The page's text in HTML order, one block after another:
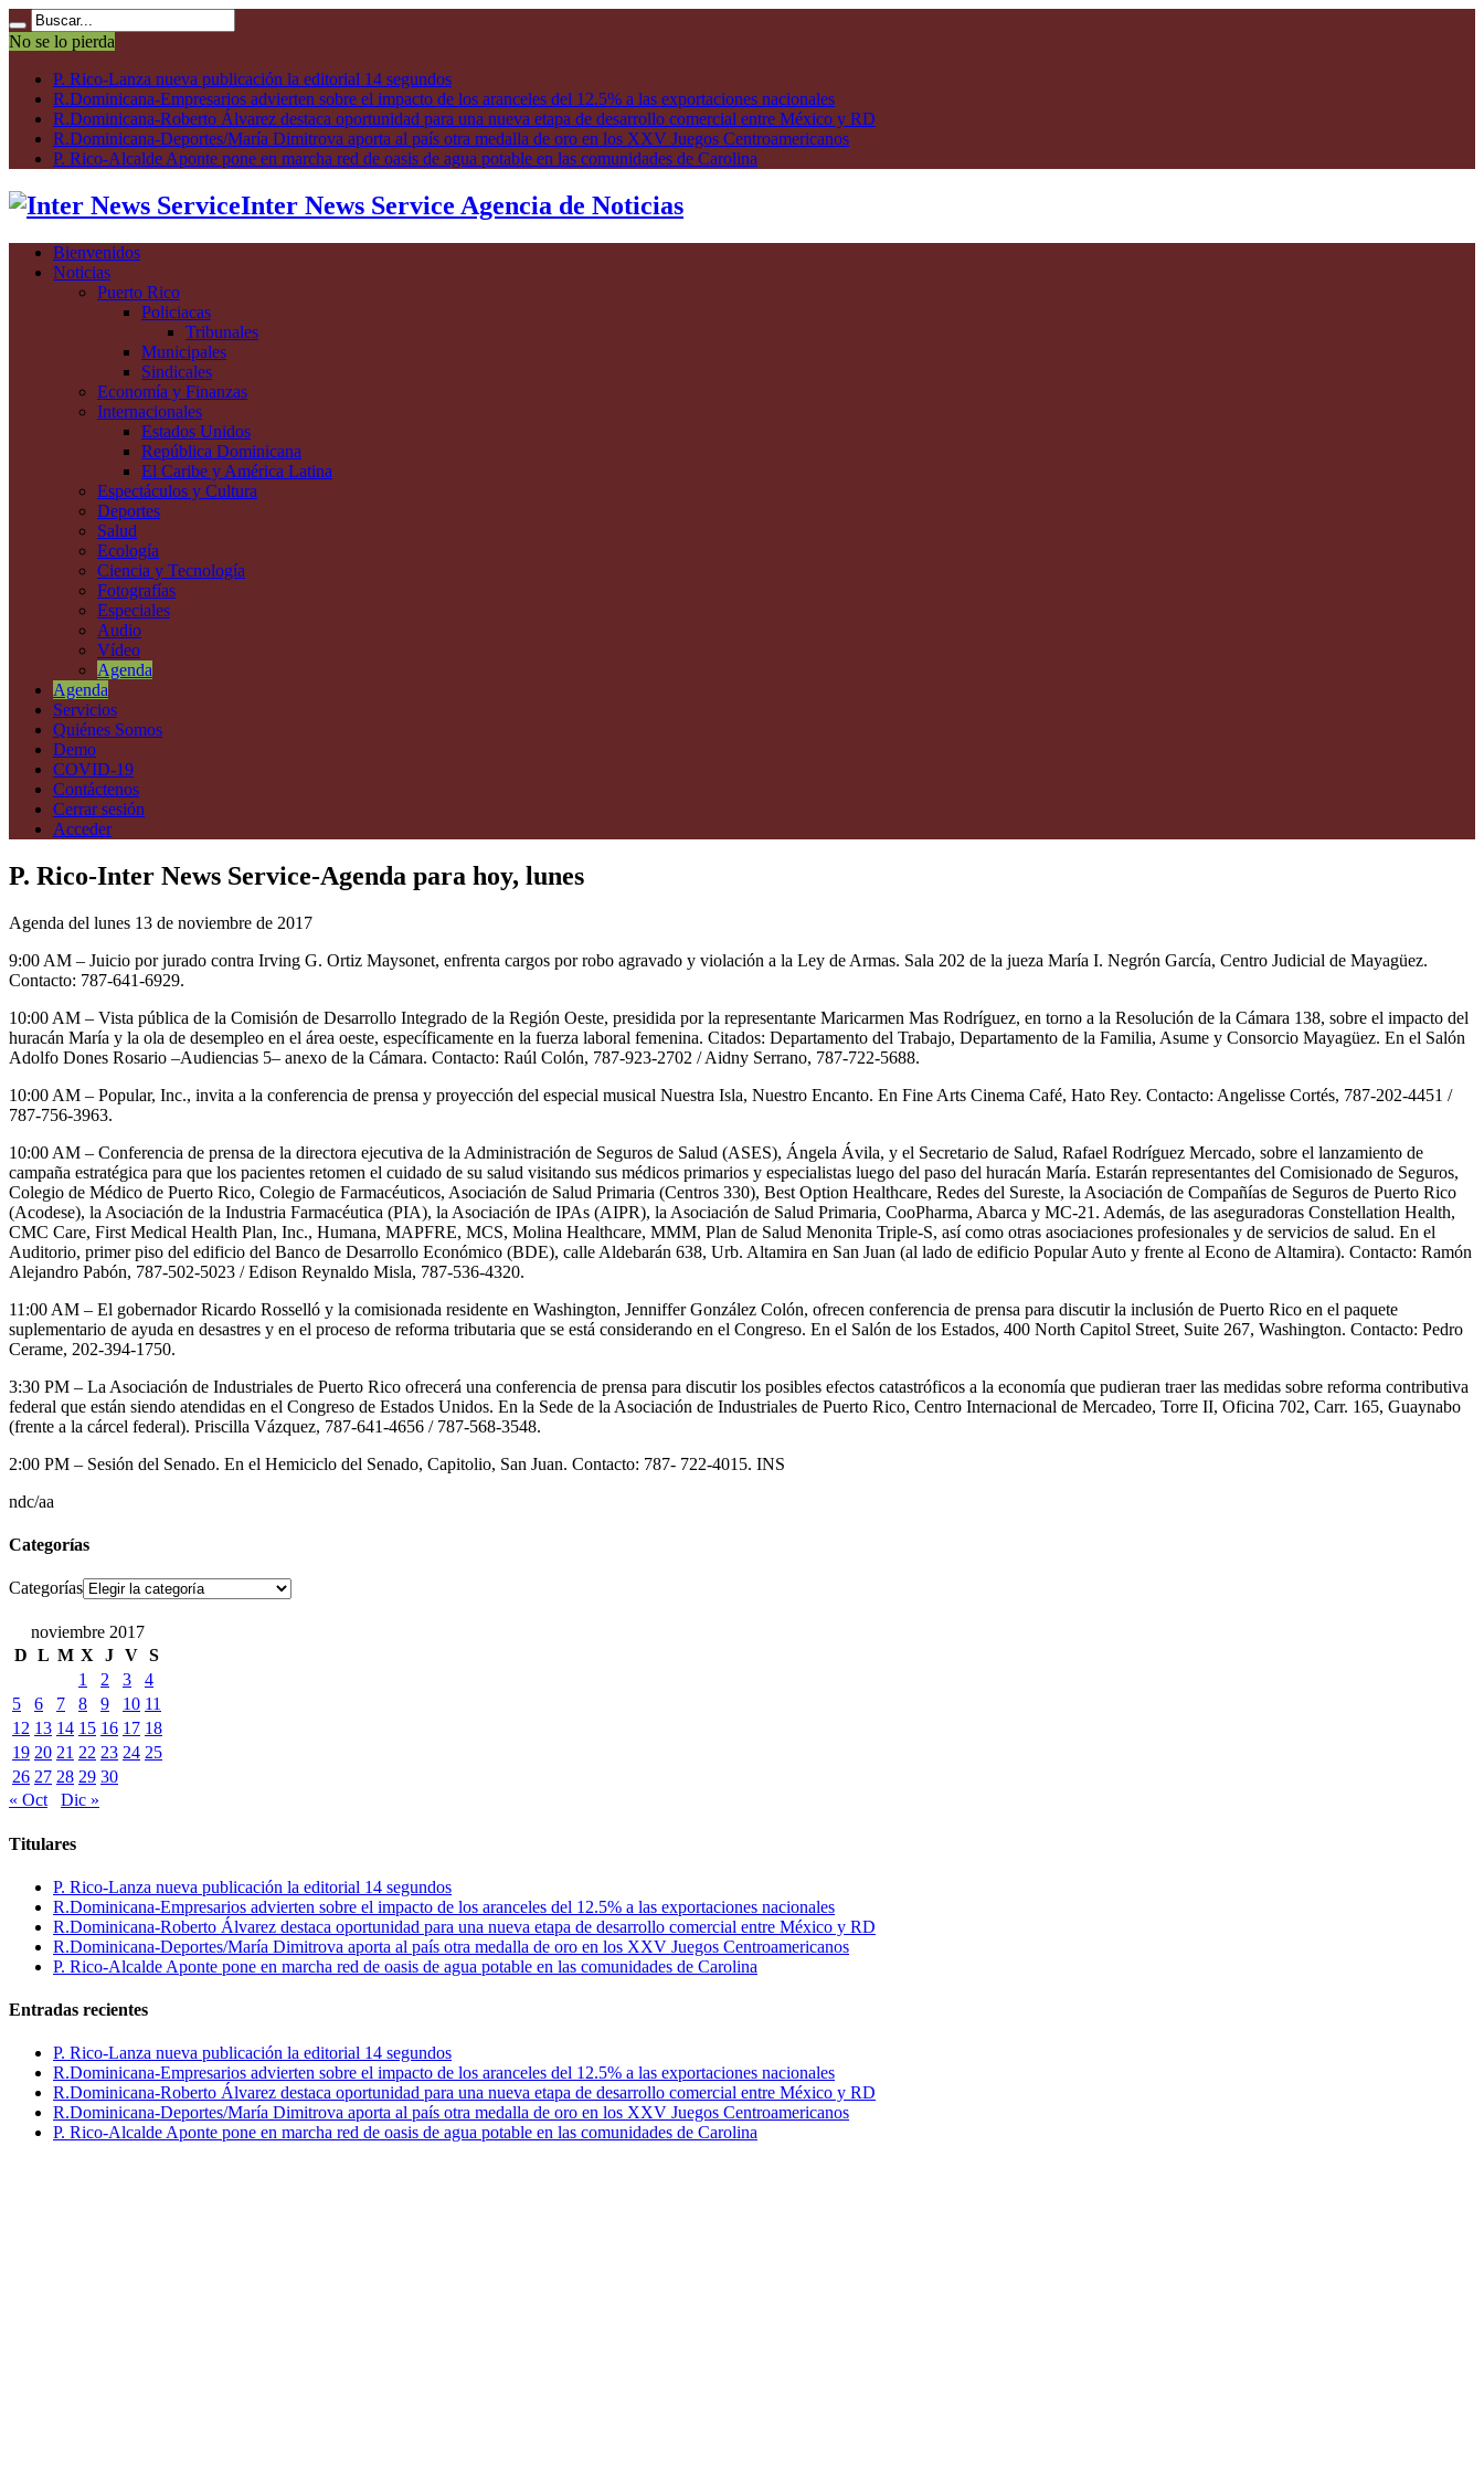
No se lo pierda
P. Rico-Lanza nueva publicación la editorial 14 segundos
R.Dominicana-Empresarios advierten sobre el impacto de los aranceles del 12.5% a las exportaciones nacionales
R.Dominicana-Roberto Álvarez destaca oportunidad para una nueva etapa de desarrollo comercial entre México y RD
R.Dominicana-Deportes/María Dimitrova aporta al país otra medalla de oro en los XXV Juegos Centroamericanos
P. Rico-Alcalde Aponte pone en marcha red de oasis de agua potable en las comunidades de Carolina
Inter News Service Agencia de Noticias
Bienvenidos
Noticias
Puerto Rico
Policiacas
Tribunales
Municipales
Sindicales
Economía y Finanzas
Internacionales
Estados Unidos
República Dominicana
El Caribe y América Latina
Espectáculos y Cultura
Deportes
Salud
Ecología
Ciencia y Tecnología
Fotografías
Especiales
Audio
Vídeo
Agenda
Agenda
Servicios
Quiénes Somos
Demo
COVID-19
Contáctenos
Cerrar sesión
Acceder
P. Rico-Inter News Service-Agenda para hoy, lunes
Agenda del lunes 13 de noviembre de 2017
9:00 AM – Juicio por jurado contra Irving G. Ortiz Maysonet, enfrenta cargos por robo agravado y violación a la Ley de Armas. Sala 202 de la jueza María I. Negrón García, Centro Judicial de Mayagüez.
Contacto: 787-641-6929.
10:00 AM – Vista pública de la Comisión de Desarrollo Integrado de la Región Oeste, presidida por la representante Maricarmen Mas Rodríguez, en torno a la Resolución de la Cámara 138, sobre el impacto del
huracán María y la ola de desempleo en el área oeste, específicamente en la fuerza laboral femenina. Citados: Departamento del Trabajo, Departamento de la Familia, Asume y Consorcio Mayagüez. En el Salón
Adolfo Dones Rosario –Audiencias 5– anexo de la Cámara. Contacto: Raúl Colón, 787-923-2702 / Aidny Serrano, 787-722-5688.
10:00 AM – Popular, Inc., invita a la conferencia de prensa y proyección del especial musical Nuestra Isla, Nuestro Encanto. En Fine Arts Cinema Café, Hato Rey. Contacto: Angelisse Cortés, 787-202-4451 /
787-756-3963.
10:00 AM – Conferencia de prensa de la directora ejecutiva de la Administración de Seguros de Salud (ASES), Ángela Ávila, y el Secretario de Salud, Rafael Rodríguez Mercado, sobre el lanzamiento de
campaña estratégica para que los pacientes retomen el cuidado de su salud visitando sus médicos primarios y especialistas luego del paso del huracán María. Estarán representantes del Comisionado de Seguros,
Colegio de Médico de Puerto Rico, Colegio de Farmacéuticos, Asociación de Salud Primaria (Centros 330), Best Option Healthcare, Redes del Sureste, la Asociación de Compañías de Seguros de Puerto Rico
(Acodese), la Asociación de la Industria Farmacéutica (PIA), la Asociación de IPAs (AIPR), la Asociación de Salud Primaria, CooPharma, Abarca y MC-21. Además, de las aseguradoras Constellation Health,
CMC Care, First Medical Health Plan, Inc., Humana, MAPFRE, MCS, Molina Healthcare, MMM, Plan de Salud Menonita Triple-S, así como otras asociaciones profesionales y de servicios de salud. En el
Auditorio, primer piso del edificio del Banco de Desarrollo Económico (BDE), calle Aldebarán 638, Urb. Altamira en San Juan (al lado de edificio Popular Auto y frente al Econo de Altamira). Contacto: Ramón
Alejandro Pabón, 787-502-5023 / Edison Reynaldo Misla, 787-536-4320.
11:00 AM – El gobernador Ricardo Rosselló y la comisionada residente en Washington, Jenniffer González Colón, ofrecen conferencia de prensa para discutir la inclusión de Puerto Rico en el paquete
suplementario de ayuda en desastres y en el proceso de reforma tributaria que se está considerando en el Congreso. En el Salón de los Estados, 400 North Capitol Street, Suite 267, Washington. Contacto: Pedro
Cerame, 202-394-1750.
3:30 PM – La Asociación de Industriales de Puerto Rico ofrecerá una conferencia de prensa para discutir los posibles efectos catastróficos a la economía que pudieran traer las medidas sobre reforma contributiva
federal que están siendo atendidas en el Congreso de Estados Unidos. En la Sede de la Asociación de Industriales de Puerto Rico, Centro Internacional de Mercadeo, Torre II, Oficina 702, Carr. 165, Guaynabo
(frente a la cárcel federal). Priscilla Vázquez, 787-641-4656 / 787-568-3548.
2:00 PM – Sesión del Senado. En el Hemiciclo del Senado, Capitolio, San Juan. Contacto: 787- 722-4015. INS
ndc/aa
Categorías
Categorías
noviembre 2017
D L M X J V S
1
2 3
4
5
6 7 8 9 10 11
12 13 14 15 16 17 18
19 20 21 22 23 24 25
26 27 28 29 30
« Oct
Dic »
Titulares
P. Rico-Lanza nueva publicación la editorial 14 segundos
R.Dominicana-Empresarios advierten sobre el impacto de los aranceles del 12.5% a las exportaciones nacionales
R.Dominicana-Roberto Álvarez destaca oportunidad para una nueva etapa de desarrollo comercial entre México y RD
R.Dominicana-Deportes/María Dimitrova aporta al país otra medalla de oro en los XXV Juegos Centroamericanos
P. Rico-Alcalde Aponte pone en marcha red de oasis de agua potable en las comunidades de Carolina
Entradas recientes
P. Rico-Lanza nueva publicación la editorial 14 segundos
R.Dominicana-Empresarios advierten sobre el impacto de los aranceles del 12.5% a las exportaciones nacionales
R.Dominicana-Roberto Álvarez destaca oportunidad para una nueva etapa de desarrollo comercial entre México y RD
R.Dominicana-Deportes/María Dimitrova aporta al país otra medalla de oro en los XXV Juegos Centroamericanos
P. Rico-Alcalde Aponte pone en marcha red de oasis de agua potable en las comunidades de Carolina